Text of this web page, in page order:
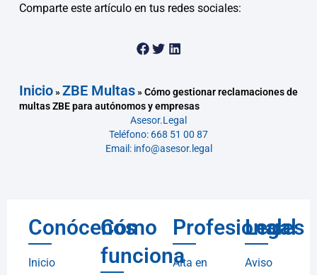
Comparte este artículo en tus redes sociales:
Inicio»ZBE Multas»Cómo gestionar reclamaciones de
multas ZBE para autónomos y empresas
Asesor.Legal
Teléfono: 668 51 00 87
Email: info@asesor.legal
Conócenos
Inicio
Cómo
funciona
Profesionales
Alta en
Legal
Aviso